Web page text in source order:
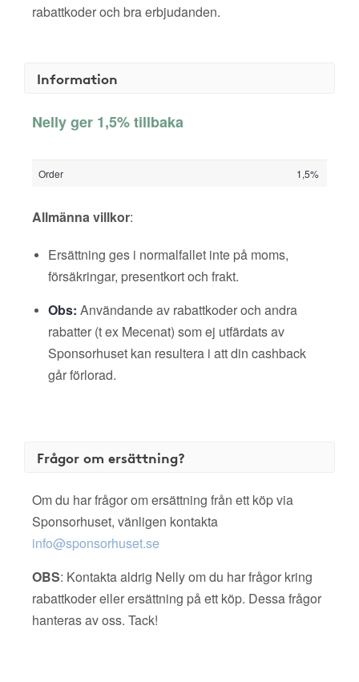
rabattkoder och bra erbjudanden.
Information
Nelly ger 1,5% tillbaka
Order 1,5%
Allmänna villkor:
Ersättning ges i normalfallet inte på moms,
försäkringar, presentkort och frakt.
Obs: Användande av rabattkoder och andra
rabatter (t ex Mecenat) som ej utfärdats av
Sponsorhuset kan resultera i att din cashback
går förlorad.
Frågor om ersättning?
Om du har frågor om ersättning från ett köp via
Sponsorhuset, vänligen kontakta
info@sponsorhuset.se
OBS: Kontakta aldrig Nelly om du har frågor kring
rabattkoder eller ersättning på ett köp. Dessa frågor
hanteras av oss. Tack!